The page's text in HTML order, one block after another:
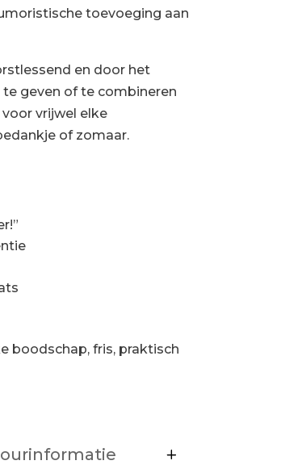
toevoeging aan
en door het
geven of te combineren
vrijwel elke
of zomaar.
boodschap, fris, praktisch